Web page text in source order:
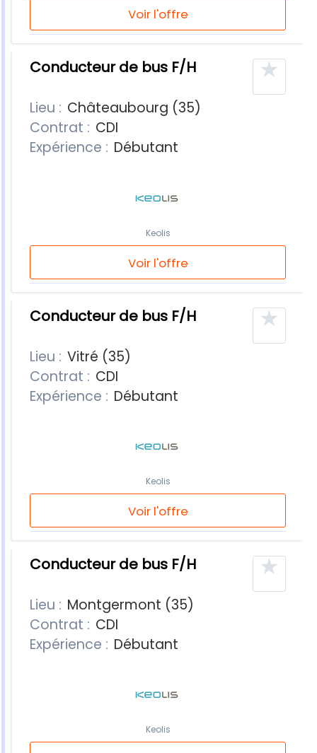
Voir l'offre
Conducteur de bus F/H ★
Lieu : Châteaubourg (35)
Contrat : CDI
Expérience : Débutant
Voir l'offre
Keolis
Conducteur de bus F/H ★
Lieu : Vitré (35)
Contrat : CDI
Expérience : Débutant
Voir l'offre
Keolis
Conducteur de bus F/H ★
Lieu : Montgermont (35)
Contrat : CDI
Expérience : Débutant
Keolis